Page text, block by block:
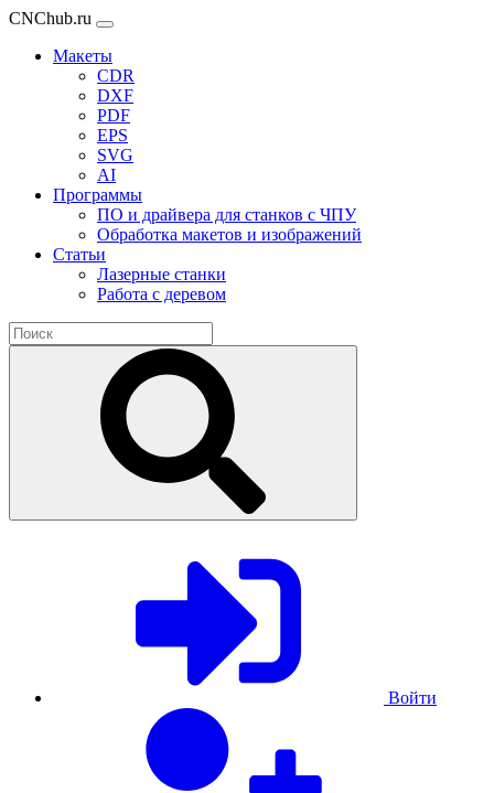
CNChub.ru
Макеты
CDR
DXF
PDF
EPS
SVG
AI
Программы
ПО и драйвера для станков с ЧПУ
Обработка макетов и изображений
Статьи
Лазерные станки
Работа с деревом
Войти